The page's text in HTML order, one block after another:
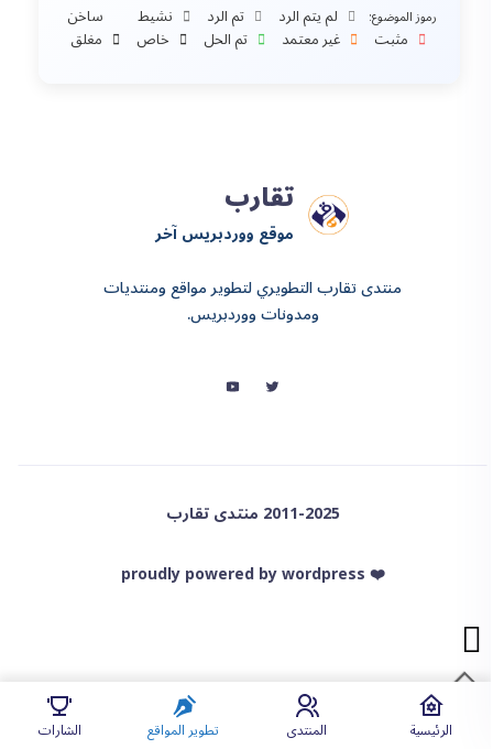
رموز الموضوع: لم يتم الرد تم الرد نشيط ساخن
مثبت غير معتمد تم الحل خاص مغلق
تقارب
موقع ووردبريس آخر
منتدى تقارب التطويري لتطوير مواقع ومنتديات
ومدونات ووردبريس.
2011-2025 منتدى تقارب
❤️ proudly powered by wordpress
الرئيسية المنتدى تطوير المواقع الشارات